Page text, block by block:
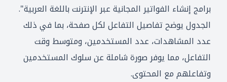
برامج إنشاء الفواتير المجانية عبر الإنترنت باللغة العربية".
الجدول يوضح تفاصيل التفاعل لكل صفحة، بما في ذلك
عدد المشاهدات، عدد المستخدمين، ومتوسط وقت
التفاعل، مما يوفر صورة شاملة عن سلوك المستخدمين
وتفاعلهم مع المحتوى.